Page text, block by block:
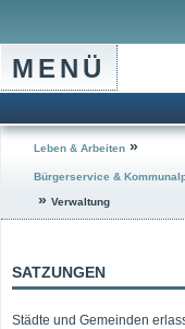
MENÜ
Leben & Arbeiten »
Bürgerservice &
» Verwaltung
SATZUNGEN
Städte und Gemeinden